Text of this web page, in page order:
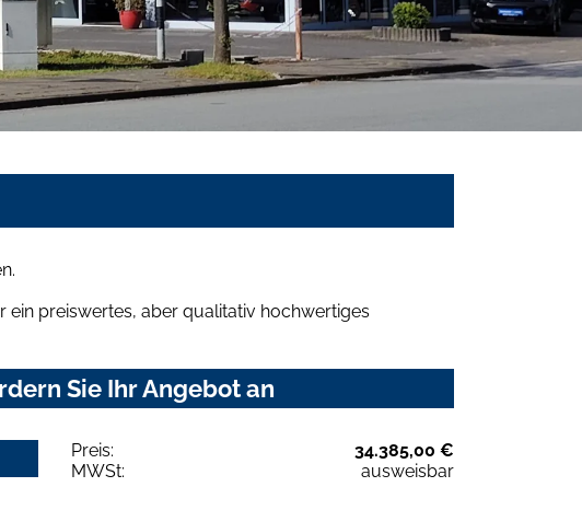
ein preiswertes, aber qualitativ hochwertiges
Sie Ihr Angebot an
Preis:
34.385,00 €
MWSt:
ausweisbar